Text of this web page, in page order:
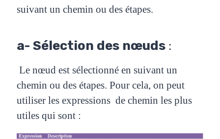
suivant un chemin ou des étapes.
a- Sélection des nœuds :
Le nœud est sélectionné en suivant un
chemin ou des étapes. Pour cela, on peut
utiliser les expressions de chemin les plus
utiles qui sont :